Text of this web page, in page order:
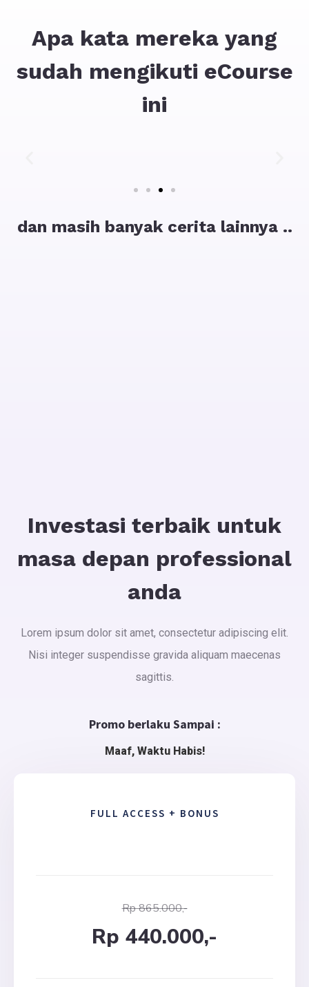
Apa kata mereka yang
sudah mengikuti eCourse
ini
dan masih banyak cerita lainnya ..
Investasi terbaik untuk
masa depan professional
anda
Lorem ipsum dolor sit amet, consectetur adipiscing elit.
Nisi integer suspendisse gravida aliquam maecenas
sagittis.
Promo berlaku Sampai :
Maaf, Waktu Habis!
FULL ACCESS + BONUS
Rp 865.000,-
Rp 440.000,-